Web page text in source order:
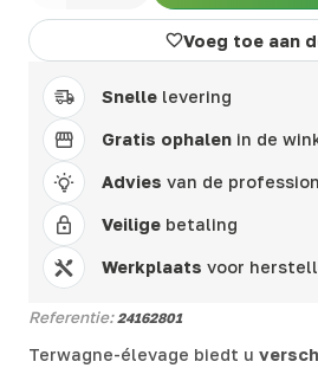
Voeg toe aan
Snelle levering
Gratis ophalen in de
Advies van de
Veilige betaling
Werkplaats voor
Referentie: 24162801
Terwagne-élevage biedt u